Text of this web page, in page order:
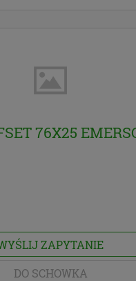
76X25
ZAPYTANIE
DO SCHOWKA